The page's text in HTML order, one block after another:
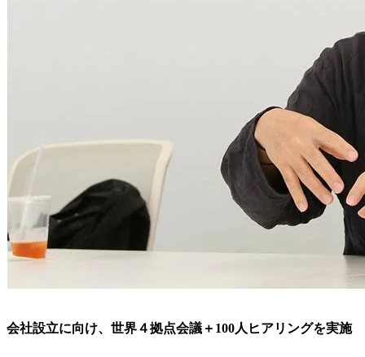
会社設立に向け、世界４拠点会議＋100人ヒアリングを実施